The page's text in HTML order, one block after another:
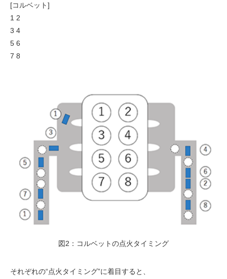
[コルベット]
1 2
3 4
5 6
7 8
図2：コルベットの点火タイミング
それぞれの“点火タイミング”に着目すると、